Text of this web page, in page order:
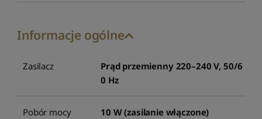
Informacje ogólne
Zasilacz
Prąd przemienny 220–240 V, 50/6
0 Hz
Pobór mocy
10 W (zasilanie włączone)